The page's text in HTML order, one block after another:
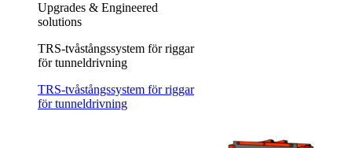
Upgrades & Engineered
solutions
TRS-tvåstångssystem för riggar
för tunneldrivning
TRS-tvåstångssystem för riggar
för tunneldrivning